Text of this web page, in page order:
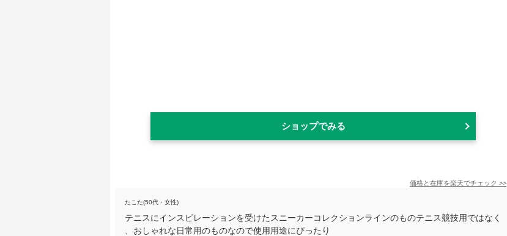
ショップでみる
価格と在庫を楽天でチェック >>
たこた(50代・女性)
テニスにインスピレーションを受けたスニーカーコレクションラインのものテニス競技用ではなく
、おしゃれな日常用のものなので使用用途にぴったり